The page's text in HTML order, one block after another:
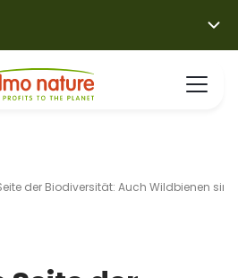
der Biodiversität: Auch Wildbienen